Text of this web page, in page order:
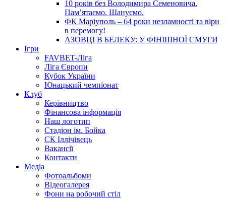
10 років без Володимира Семеновича.
Пам’ятаємо. Шануємо.
ФК Маріуполь – 64 роки незламності та віри
в перемогу!
АЗОВЦІ В БЕЛЕКУ: У ФІНІШНОЇ СМУГИ
Ігри
FAVBET-Ліга
Ліга Європи
Кубок України
Юнацький чемпіонат
Клуб
Керівництво
Фінансова інформація
Наш логотип
Стадіон ім. Бойка
СК Іллічівець
Вакансії
Контакти
Медіа
Фотоальбоми
Відеогалерея
Фони на робочий стіл